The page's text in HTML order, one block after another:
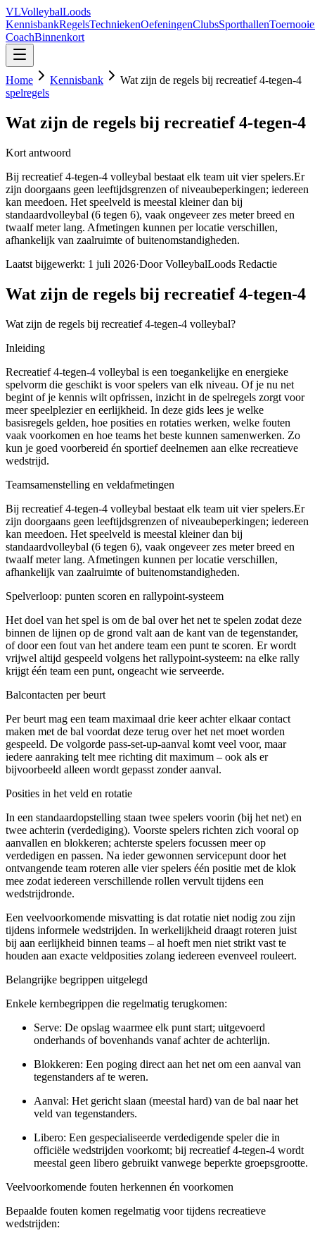
VLVolleybalLoods
KennisbankRegelsTechniekenOefeningenClubsSporthallen
CoachBinnenkort
Home Kennisbank
Wat zijn de regels bij recreatief 4-tegen-4
spelregels
Wat zijn de regels bij recreatief 4-tegen-4
Kort antwoord
Bij recreatief 4-tegen-4 volleybal bestaat elk team uit vier spelers.Er
zijn doorgaans geen leeftijdsgrenzen of niveaubeperkingen; iedereen
kan meedoen. Het speelveld is meestal kleiner dan bij
standaardvolleybal (6 tegen 6), vaak ongeveer zes meter breed en
twaalf meter lang. Afmetingen kunnen per locatie verschillen,
afhankelijk van zaalruimte of buitenomstandigheden.
Laatst bijgewerkt: 1 juli 2026·Door VolleybalLoods Redactie
Wat zijn de regels bij recreatief 4-tegen-4
Wat zijn de regels bij recreatief 4-tegen-4 volleybal?
Inleiding
Recreatief 4-tegen-4 volleybal is een toegankelijke en energieke
spelvorm die geschikt is voor spelers van elk niveau. Of je nu net
begint of je kennis wilt opfrissen, inzicht in de spelregels zorgt voor
meer speelplezier en eerlijkheid. In deze gids lees je welke
basisregels gelden, hoe posities en rotaties werken, welke fouten
vaak voorkomen en hoe teams het beste kunnen samenwerken. Zo
kun je goed voorbereid én sportief deelnemen aan elke recreatieve
wedstrijd.
Teamsamenstelling en veldafmetingen
Bij recreatief 4-tegen-4 volleybal bestaat elk team uit vier spelers.Er
zijn doorgaans geen leeftijdsgrenzen of niveaubeperkingen; iedereen
kan meedoen. Het speelveld is meestal kleiner dan bij
standaardvolleybal (6 tegen 6), vaak ongeveer zes meter breed en
twaalf meter lang. Afmetingen kunnen per locatie verschillen,
afhankelijk van zaalruimte of buitenomstandigheden.
Spelverloop: punten scoren en rallypoint-systeem
Het doel van het spel is om de bal over het net te spelen zodat deze
binnen de lijnen op de grond valt aan de kant van de tegenstander,
of door een fout van het andere team een punt te scoren. Er wordt
vrijwel altijd gespeeld volgens het rallypoint-systeem: na elke rally
krijgt één team een punt, ongeacht wie serveerde.
Balcontacten per beurt
Per beurt mag een team maximaal drie keer achter elkaar contact
maken met de bal voordat deze terug over het net moet worden
gespeeld. De volgorde pass-set-up-aanval komt veel voor, maar
iedere aanraking telt mee richting dit maximum – ook als er
bijvoorbeeld alleen wordt gepasst zonder aanval.
Posities in het veld en rotatie
In een standaardopstelling staan twee spelers voorin (bij het net) en
twee achterin (verdediging). Voorste spelers richten zich vooral op
aanvallen en blokkeren; achterste spelers focussen meer op
verdedigen en passen. Na ieder gewonnen servicepunt door het
ontvangende team roteren alle vier spelers één positie met de klok
mee zodat iedereen verschillende rollen vervult tijdens een
wedstrijdronde.
Een veelvoorkomende misvatting is dat rotatie niet nodig zou zijn
tijdens informele wedstrijden. In werkelijkheid draagt roteren juist
bij aan eerlijkheid binnen teams – al hoeft men niet strikt vast te
houden aan exacte veldposities zolang iedereen evenveel rouleert.
Belangrijke begrippen uitgelegd
Enkele kernbegrippen die regelmatig terugkomen:
Serve: De opslag waarmee elk punt start; uitgevoerd
onderhands of bovenhands vanaf achter de achterlijn.
Blokkeren: Een poging direct aan het net om een aanval van
tegenstanders af te weren.
Aanval: Het gericht slaan (meestal hard) van de bal naar het
veld van tegenstanders.
Libero: Een gespecialiseerde verdedigende speler die in
officiële wedstrijden voorkomt; bij recreatief 4-tegen-4 wordt
meestal geen libero gebruikt vanwege beperkte groepsgrootte.
Veelvoorkomende fouten herkennen én voorkomen
Bepaalde fouten komen regelmatig voor tijdens recreatieve
wedstrijden: